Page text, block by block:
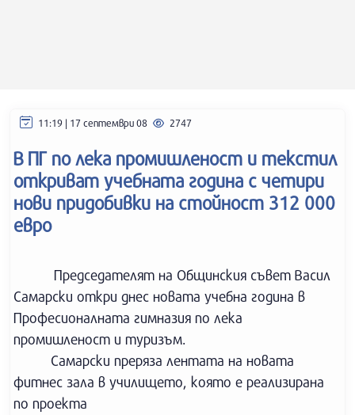
11:19 | 17 септември 08 2747
В ПГ по лека промишленост и текстил
откриват учебната година с четири
нови придобивки на стойност 312 000
евро
Председателят на Общинския съвет Васил
Самарски откри днес новата учебна година в
Професионалната гимназия по лека
промишленост и туризъм.
Самарски преряза лентата на новата
фитнес зала в училището, която е реализирана
по проекта